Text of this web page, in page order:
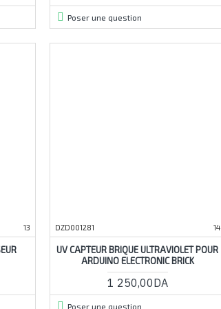
Poser une question
13 DZD001281 14
UV CAPTEUR BRIQUE ULTRAVIOLET POUR
ARDUINO ELECTRONIC BRICK
1 250,00DA
Poser une question